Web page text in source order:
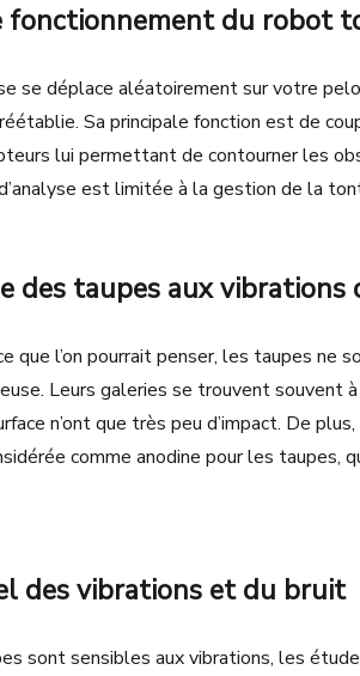
fonctionnement du robot
se déplace aléatoirement sur votre
Sa principale fonction est de
lui permettant de contourner les
est limitée à la gestion de la
des taupes aux vibrations
que l’on pourrait penser, les taupes ne
Leurs galeries se trouvent souvent
n’ont que très peu d’impact. De
comme anodine pour les taupes,
des vibrations et du bruit
sont sensibles aux vibrations, les